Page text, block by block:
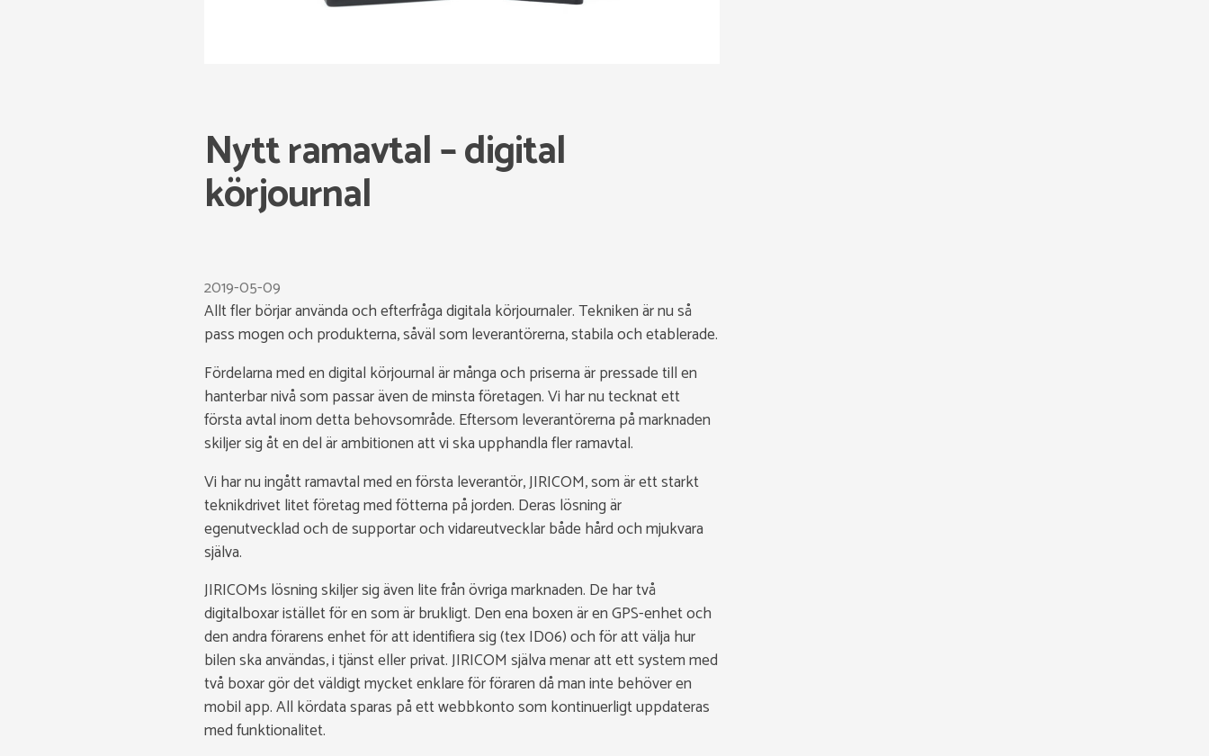
Nytt ramavtal – digital
körjournal
2019-05-09
Allt fler börjar använda och efterfråga digitala körjournaler. Tekniken är nu så
pass mogen och produkterna, såväl som leverantörerna, stabila och etablerade.
Fördelarna med en digital körjournal är många och priserna är pressade till en
hanterbar nivå som passar även de minsta företagen. Vi har nu tecknat ett
första avtal inom detta behovsområde. Eftersom leverantörerna på marknaden
skiljer sig åt en del är ambitionen att vi ska upphandla fler ramavtal.
Vi har nu ingått ramavtal med en första leverantör, JIRICOM, som är ett starkt
teknikdrivet litet företag med fötterna på jorden. Deras lösning är
egenutvecklad och de supportar och vidareutvecklar både hård och mjukvara
själva.
JIRICOMs lösning skiljer sig även lite från övriga marknaden. De har två
digitalboxar istället för en som är brukligt. Den ena boxen är en GPS-enhet och
den andra förarens enhet för att identifiera sig (tex ID06) och för att välja hur
bilen ska användas, i tjänst eller privat. JIRICOM själva menar att ett system med
två boxar gör det väldigt mycket enklare för föraren då man inte behöver en
mobil app. All kördata sparas på ett webbkonto som kontinuerligt uppdateras
med funktionalitet.